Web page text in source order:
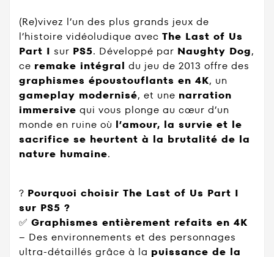
(Re)vivez l’un des plus grands jeux de
l’histoire vidéoludique avec The Last of Us
Part I sur PS5. Développé par Naughty Dog,
ce remake intégral du jeu de 2013 offre des
graphismes époustouflants en 4K, un
gameplay modernisé, et une narration
immersive qui vous plonge au cœur d’un
monde en ruine où l’amour, la survie et le
sacrifice se heurtent à la brutalité de la
nature humaine.
? Pourquoi choisir The Last of Us Part I
sur PS5 ?
✅ Graphismes entièrement refaits en 4K
– Des environnements et des personnages
ultra-détaillés grâce à la puissance de la